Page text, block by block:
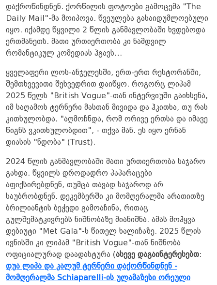
დაქროწინდნენ. ქორწილის ფოტოები გამოცემა "The
Daily Mail"-მა მოიპოვა. წვეულება გასაიდუმლოებული
იყო. იქამდე წყვილი 2 წლის განმავლობაში ხვდებოდა
ერთმანეთს. მათი ურთიერთობა კი ნამდვილ
რომანტიკულ კომედიას ჰგავს…
ყველაფერი ლოს-ანჯელესში, ერთ-ერთ რესტორანში,
შემთხვევითი შეხვედრით დაიწყო. როგორც ლიპამ
2025 წელს "British Vogue"-თან ინტერვიუში გაიხსენა,
იმ საღამოს ტერნერი მასთან მივიდა და ჰკითხა, თუ რას
კითხულობდა. "აღმოჩნდა, რომ ორივე ერთსა და იმავე
წიგნს ვკითხულობდით", - თქვა მან. ეს იყო ერნან
დიასის "ნდობა" (Trust).
2024 წლის განმავლობაში მათი ურთიერთობა საჯარო
გახდა. წყვილს დროდადრო პაპარაცები
აფიქსირებდნენ, თუმცა თავად საჯაროდ არ
საუბრობდნენ. დეკემბერში კი მომღერალმა არათითზე
ბრილიანტის ბეჭედი გამოაჩინა, რითაც
გულშემატკივრებს ნიშნობაზე მიანიშნა. ამას მოჰყვა
დებიუტი "Met Gala"-ს წითელ ხალიჩაზე. 2025 წლის
ივნისში კი ლიპამ "British Vogue"-თან ნიშნობა
ოფიციალურად დაადასტურა (ასევე დაგაინტერესებთ:
დუა ლიპა და კალუმ ტერნერი დაქორწინდნენ -
მომღერალმა Schiaparelli-ის ულამაზესი ორეული